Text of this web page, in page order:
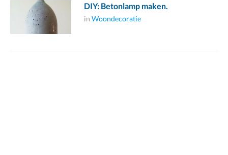
DIY: Betonlamp maken.
in Woondecoratie